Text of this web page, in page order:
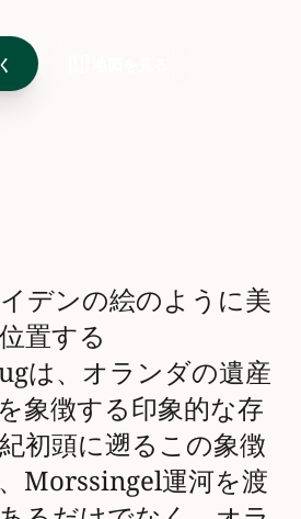
デンの絵のように美
置する
は、オランダの遺産
象徴する印象的な存
初頭に遡るこの象徴
Morssingel運河を渡